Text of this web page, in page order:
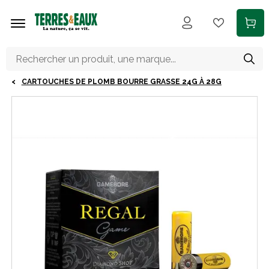
CARTOUCHES DE PLOMB BOURRE GRASSE 24G À 28G